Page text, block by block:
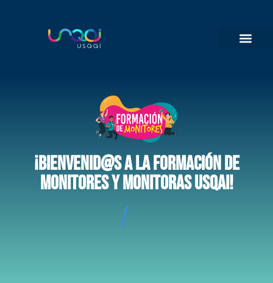
¡Bienvenid@s a la Formación de
Monitores y Monitoras USQAI!